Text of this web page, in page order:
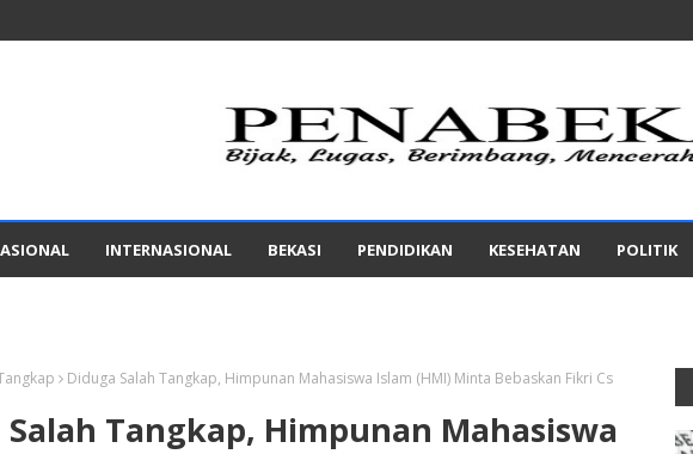
INTERNASIONAL BEKASI PENDIDIKAN KESEHATAN POLITIK
Diduga Salah Tangkap, Himpunan Mahasiswa Islam (HMI) Minta Bebaskan Fikri Cs
Tangkap, Himpunan Mahasiswa